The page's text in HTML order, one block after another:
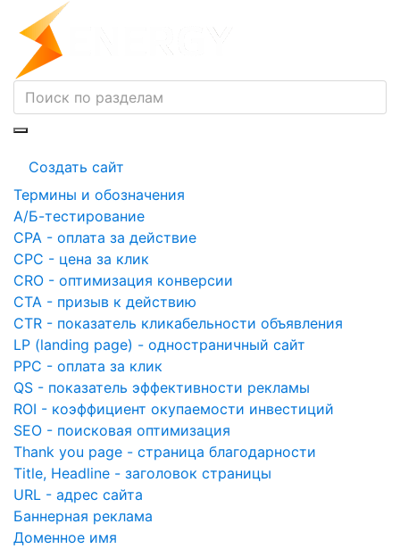
Создать сайт
Термины и обозначения
A/Б-тестирование
CPA - оплата за действие
CPC - цена за клик
CRO - оптимизация конверсии
CTA - призыв к действию
CTR - показатель кликабельности объявления
LP (landing page) - одностраничный сайт
PPC - оплата за клик
QS - показатель эффективности рекламы
ROI - коэффициент окупаемости инвестиций
SEO - поисковая оптимизация
Thank you page - страница благодарности
Title, Headline - заголовок страницы
URL - адрес сайта
Баннерная реклама
Доменное имя